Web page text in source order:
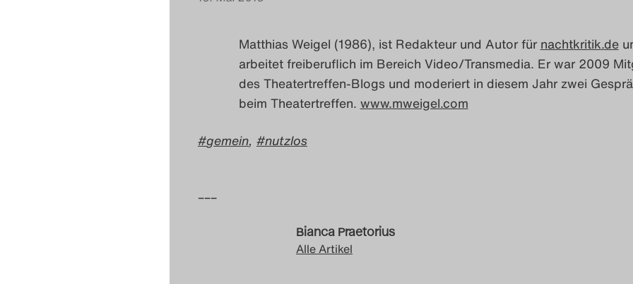
Matthias Weigel (1986), ist Redakteur und Autor fürnachtkritik.de
arbeitet freiberuflich im Bereich Video/Transmedia. Er war 2009
des Theatertreffen-Blogs und moderiert in diesem Jahr zwei
beim Theatertreffen. www.mweigel.com
gemein, nutzlos
–––
Bianca Praetorius
Alle Artikel